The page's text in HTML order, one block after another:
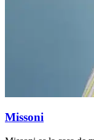
Missoni